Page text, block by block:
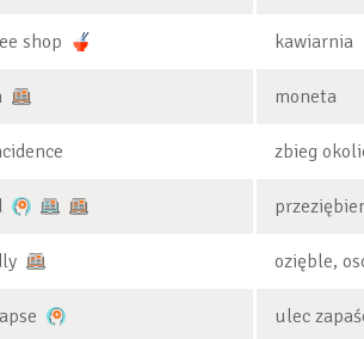
shop kawiarnia
moneta
zbieg
ozięble,
ulec